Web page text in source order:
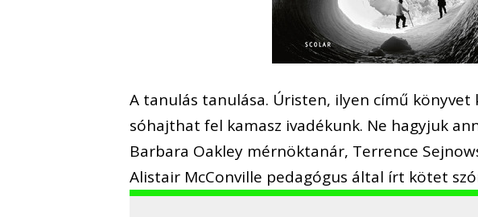
A tanulás tanulása. Úristen, ilyen című könyvet
sóhajthat fel kamasz ivadékunk. Ne hagyjuk
Barbara Oakley mérnöktanár, Terrence
Alistair McConville pedagógus által írt kötet